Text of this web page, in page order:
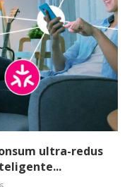
ultra-redus